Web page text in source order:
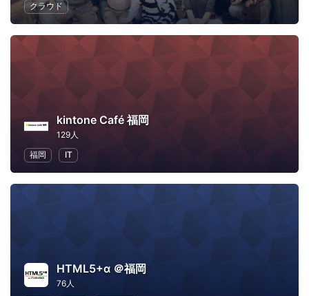
クラウド
kintone Café 福岡
129人
福岡
IT
HTML5+α ＠福岡
76人